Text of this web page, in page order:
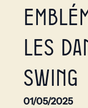
les
swing
01/05/2025